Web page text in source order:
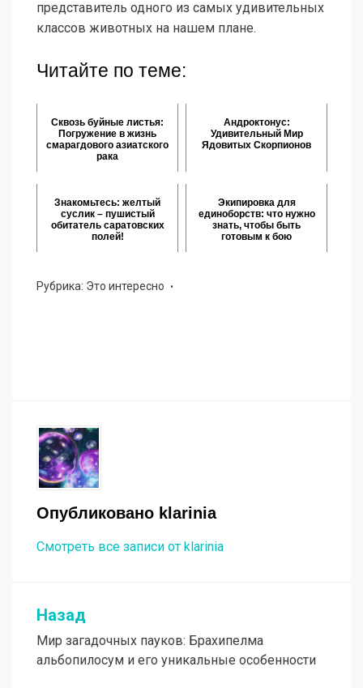
представитель одного из самых удивительных
классов животных на нашем плане.
Читайте по теме:
Сквозь буйные листья:
Погружение в жизнь
смарагдового азиатского
рака
Андроктонус:
Удивительный Мир
Ядовитых Скорпионов
Знакомьтесь: желтый
суслик – пушистый
обитатель саратовских
полей!
Экипировка для
единоборств: что нужно
знать, чтобы быть
готовым к бою
Рубрика: Это интересно
Опубликовано klarinia
Смотреть все записи от klarinia
Навигация
по
записям
Назад
Мир загадочных пауков: Брахипелма
альбопилосум и его уникальные особенности